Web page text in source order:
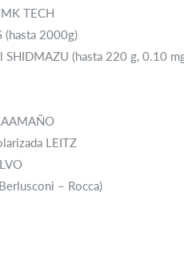
TECH
(hasta 2000g)
SHIDMAZU (hasta 220 g, 0.10
LEITZ
– Rocca)